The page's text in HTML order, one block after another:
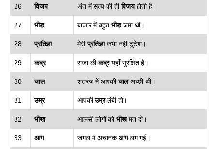
26 विजय अंत में सत्य की हीविजयहोती है।
27 भीड़ बाजार में बहुत भीड़जमा थी।
28 प्रतिज्ञा मेरीप्रतिज्ञाकभी नहीं टूटेगी।
29 कब्र राजा कीकब्रयहाँ सुरक्षित है।
30 चाल शतरंज में आपकीचालअच्छी थी।
31 उम्र आपकीउम्रलंबी हो।
32 भीख आलसी लोगों कोभीखमत दो।
33 आग जंगल में अचानकआगलग गई।